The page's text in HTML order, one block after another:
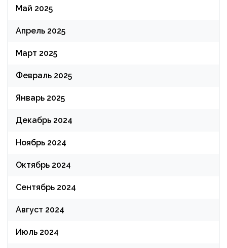
Май 2025
Апрель 2025
Март 2025
Февраль 2025
Январь 2025
Декабрь 2024
Ноябрь 2024
Октябрь 2024
Сентябрь 2024
Август 2024
Июль 2024